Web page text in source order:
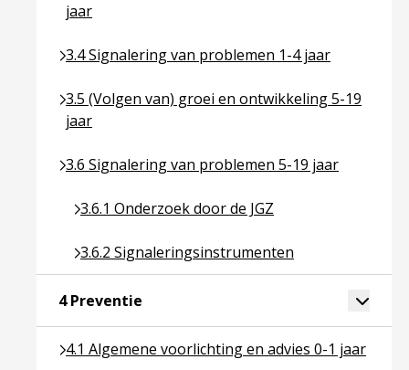
jaar
3.4 Signalering van problemen 1-4 jaar
Ga naar pagina over 3.4 Signalering van problemen
3.5 (Volgen van) groei en ontwikkeling 5-19
jaar
Ga naar pagina over 3.5 (Volgen van) groei en
3.6 Signalering van problemen 5-19 jaar
Ga naar pagina over 3.6 Signalering van problemen
3.6.1 Onderzoek door de JGZ
Ga naar pagina over 3.6.1 Onderzoek door de JGZ
3.6.2 Signaleringsinstrumenten
Ga naar pagina over 3.6.2
4 Preventie Ga naar pagina over 4 PreventieToggle
4.1 Algemene voorlichting en advies 0-1 jaar
Ga naar pagina over 4.1 Algemene voorlichting en